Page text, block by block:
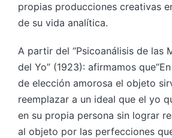
propias producciones creativas
de su vida analítica.
A partir del “Psicoanálisis de las
del Yo” (1923): afirmamos
de elección amorosa el objeto
reemplazar a un ideal que el yo
en su propia persona sin lograr
al objeto por las perfecciones